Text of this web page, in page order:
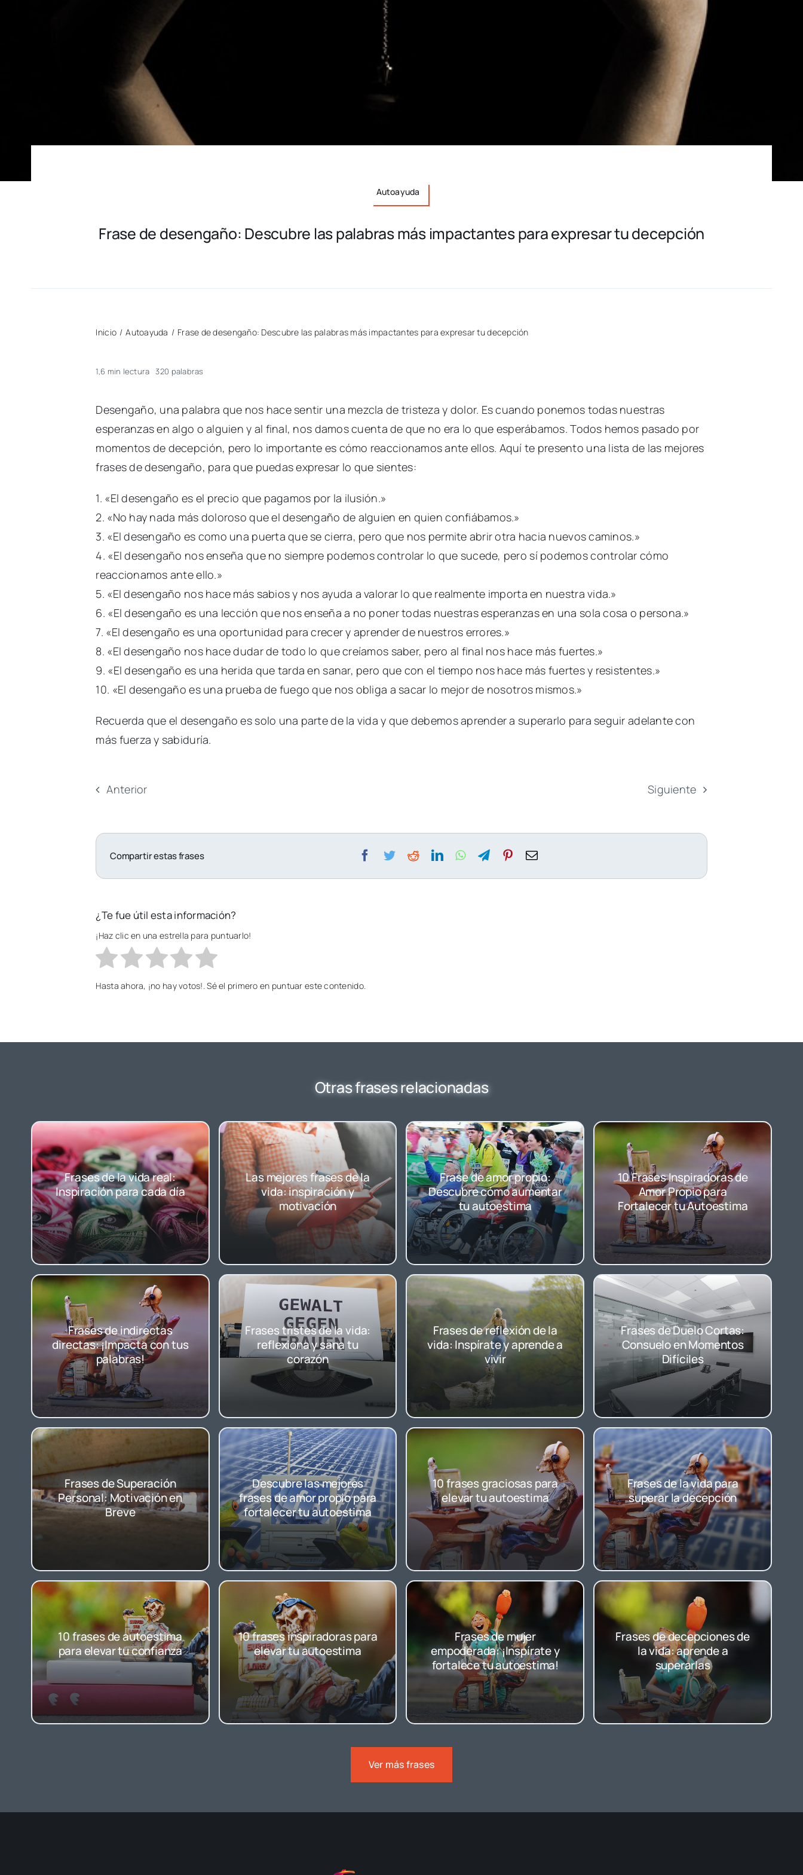
Autoayuda
Frase de desengaño: Descubre las palabras más impactantes para expresar tu decepción
Inicio / Autoayuda / Frase de desengaño: Descubre las palabras más impactantes para expresar tu decepción
1,6 min lectura 320 palabras
Desengaño, una palabra que nos hace sentir una mezcla de tristeza y dolor. Es cuando ponemos todas nuestras
esperanzas en algo o alguien y al final, nos damos cuenta de que no era lo que esperábamos. Todos hemos pasado por
momentos de decepción, pero lo importante es cómo reaccionamos ante ellos. Aquí te presento una lista de las mejores
frases de desengaño, para que puedas expresar lo que sientes:
1. «El desengaño es el precio que pagamos por la ilusión.»
2. «No hay nada más doloroso que el desengaño de alguien en quien confiábamos.»
3. «El desengaño es como una puerta que se cierra, pero que nos permite abrir otra hacia nuevos caminos.»
4. «El desengaño nos enseña que no siempre podemos controlar lo que sucede, pero sí podemos controlar cómo
reaccionamos ante ello.»
5. «El desengaño nos hace más sabios y nos ayuda a valorar lo que realmente importa en nuestra vida.»
6. «El desengaño es una lección que nos enseña a no poner todas nuestras esperanzas en una sola cosa o persona.»
7. «El desengaño es una oportunidad para crecer y aprender de nuestros errores.»
8. «El desengaño nos hace dudar de todo lo que creíamos saber, pero al final nos hace más fuertes.»
9. «El desengaño es una herida que tarda en sanar, pero que con el tiempo nos hace más fuertes y resistentes.»
10. «El desengaño es una prueba de fuego que nos obliga a sacar lo mejor de nosotros mismos.»
Recuerda que el desengaño es solo una parte de la vida y que debemos aprender a superarlo para seguir adelante con
más fuerza y sabiduría.
Anterior Siguiente
Compartir estas frases
¿Te fue útil esta información?
¡Haz clic en una estrella para puntuarlo!
Hasta ahora, ¡no hay votos!. Sé el primero en puntuar este contenido.
Otras frases relacionadas
Frases de la vida real:
Inspiración para cada día
Las mejores frases de la
vida: inspiración y
motivación
Frase de amor propio:
Descubre cómo aumentar
tu autoestima
10 Frases Inspiradoras de
Amor Propio para
Fortalecer tu Autoestima
Frases de indirectas
directas: ¡Impacta con tus
palabras!
Frases tristes de la vida:
reflexiona y sana tu
corazón
Frases de reflexión de la
vida: Inspírate y aprende a
vivir
Frases de Duelo Cortas:
Consuelo en Momentos
Difíciles
Frases de Superación
Personal: Motivación en
Breve
Descubre las mejores
frases de amor propio para
fortalecer tu autoestima
10 frases graciosas para
elevar tu autoestima
Frases de la vida para
superar la decepción
10 frases de autoestima
para elevar tu confianza
10 frases inspiradoras para
elevar tu autoestima
Frases de mujer
empoderada: ¡Inspírate y
fortalece tu autoestima!
Frases de decepciones de
la vida: aprende a
superarlas
Ver más frases